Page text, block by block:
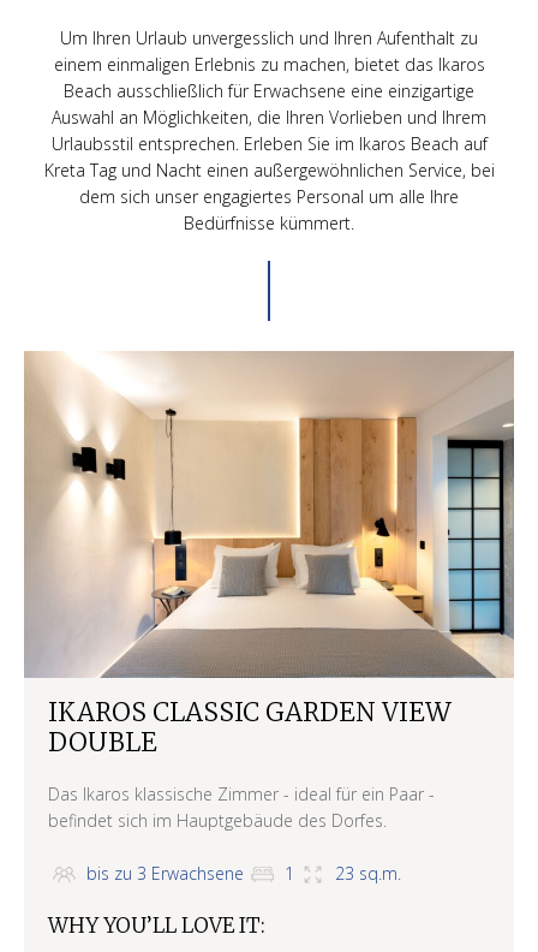
Um Ihren Urlaub unvergesslich und Ihren Aufenthalt zu
einem einmaligen Erlebnis zu machen, bietet das Ikaros
Beach ausschließlich für Erwachsene eine einzigartige
Auswahl an Möglichkeiten, die Ihren Vorlieben und Ihrem
Urlaubsstil entsprechen. Erleben Sie im Ikaros Beach auf
Kreta Tag und Nacht einen außergewöhnlichen Service, bei
dem sich unser engagiertes Personal um alle Ihre
Bedürfnisse kümmert.
IKAROS CLASSIC GARDEN VIEW
DOUBLE
Das Ikaros klassische Zimmer - ideal für ein Paar -
befindet sich im Hauptgebäude des Dorfes.
bis zu 3 Erwachsene 1 23 sq.m.
WHY YOU’LL LOVE IT: